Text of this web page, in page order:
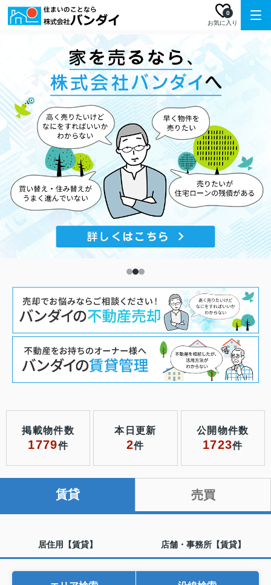
お気に入り
0
掲載物件数
1779件
本日更新
2件
公開物件数
1723件
賃貸 売買
居住用【賃貸】 店舗・事務所【賃貸】